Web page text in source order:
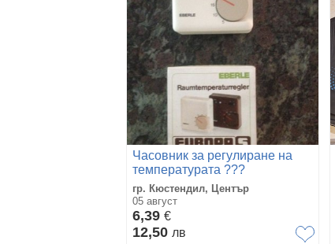
Часовник за регулиране на
температурата ???
гр. Кюстендил, Център
05 август
6,39 €
12,50 лв